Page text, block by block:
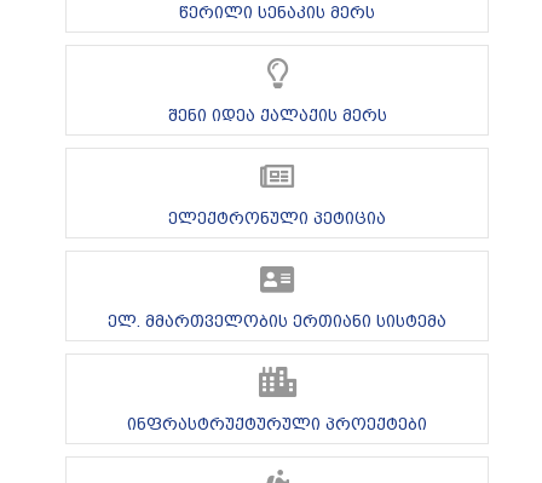
წერილი სენაკის მერს
შენი იდეა ქალაქის მერს
ელექტრონული პეტიცია
ელ. მმართველობის ერთიანი სისტემა
ინფრასტრუქტურული პროექტები